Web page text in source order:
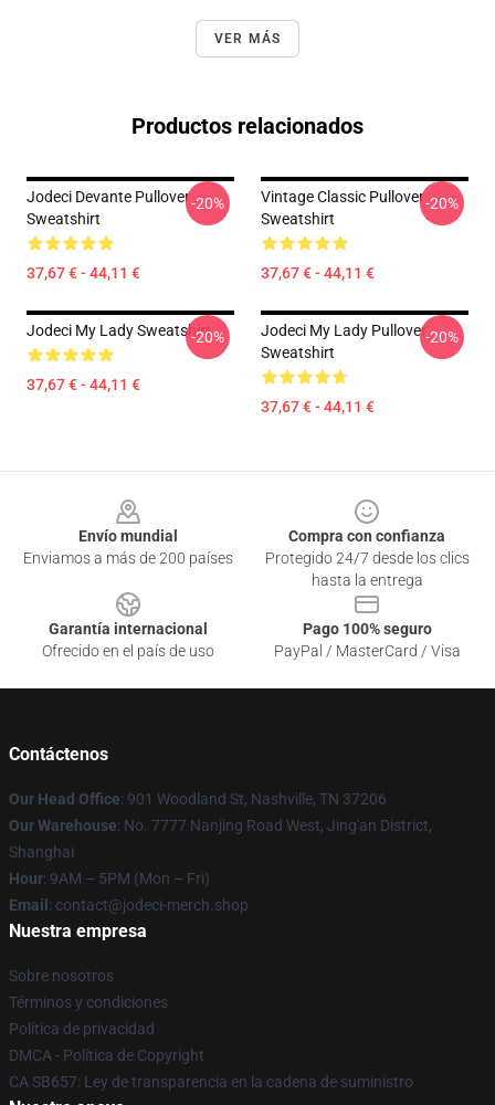
VER MÁS
Productos relacionados
Jodeci Devante Pullover
Sweatshirt
37,67 € - 44,11 €
-20%
Vintage Classic Pullover
Sweatshirt
37,67 € - 44,11 €
-20%
Jodeci My Lady Sweatshirt
37,67 € - 44,11 €
-20%
Jodeci My Lady Pullover
Sweatshirt
37,67 € - 44,11 €
-20%
Envío mundial
Enviamos a más de 200 países
Compra con confianza
Protegido 24/7 desde los clics
hasta la entrega
Garantía internacional
Ofrecido en el país de uso
Pago 100% seguro
PayPal / MasterCard / Visa
Contáctenos
Our Head Office: 901 Woodland St, Nashville, TN 37206
Our Warehouse: No. 7777 Nanjing Road West, Jing'an District,
Shanghai
Hour: 9AM – 5PM (Mon – Fri)
Email : contact@jodeci-merch.shop
Nuestra empresa
Sobre nosotros
Términos y condiciones
Política de privacidad
DMCA - Política de Copyright
CA SB657: Ley de transparencia en la cadena de suministro